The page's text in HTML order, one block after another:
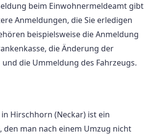
beim Einwohnermeldeamt gibt
Anmeldungen, die Sie erledigen
beispielsweise die Anmeldung
die Änderung der
die Ummeldung des Fahrzeugs.
Hirschhorn (Neckar) ist ein
man nach einem Umzug nicht